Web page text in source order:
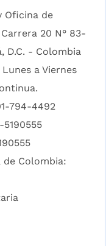
Oficina de
20 N° 83-
D.C. - Colombia
a Viernes
794-4492
de Colombia: